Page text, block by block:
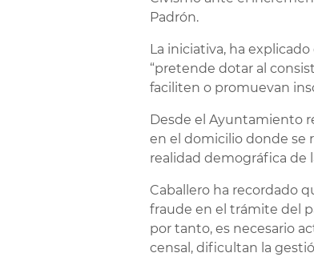
Padrón.
La iniciativa, ha
“pretende dotar al
faciliten o promuevan
Desde el Ayuntamiento
en el domicilio donde se
realidad demográfica de
Caballero ha recordado
fraude en el trámite del
por tanto, es necesario
censal, dificultan la